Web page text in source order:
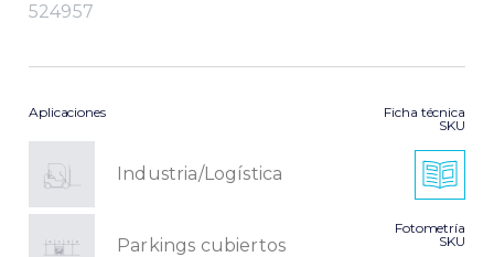
524957
Aplicaciones
Industria/Logística
Parkings cubiertos
Ficha técnica
SKU
Fotometría
SKU